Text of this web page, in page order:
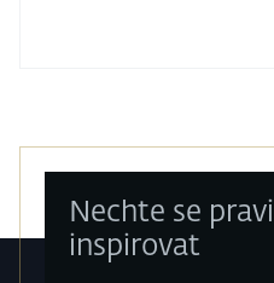
Nechte se
inspirovat